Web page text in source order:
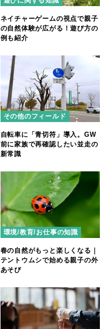
ネイチャーゲームの視点で親子
の自然体験が広がる！遊び方の
例も紹介
その他のフィールド
自転車に「青切符」導入。GW
前に家族で再確認したい並走の
新常識
環境/教育/お仕事の知識
春の自然がもっと楽しくなる｜
テントウムシで始める親子の外
あそび